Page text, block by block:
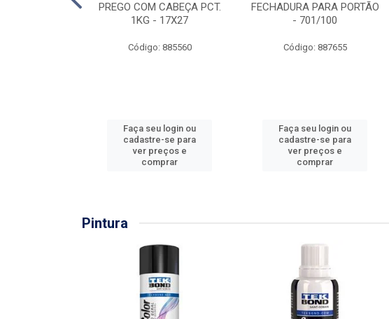
PREGO COM CABEÇA PCT.
1KG - 17X27
Código: 885560
Faça seu login ou
cadastre-se para
ver preços e
comprar
FECHADURA PARA PORTÃO
- 701/100
Código: 887655
Faça seu login ou
cadastre-se para
ver preços e
comprar
Pintura